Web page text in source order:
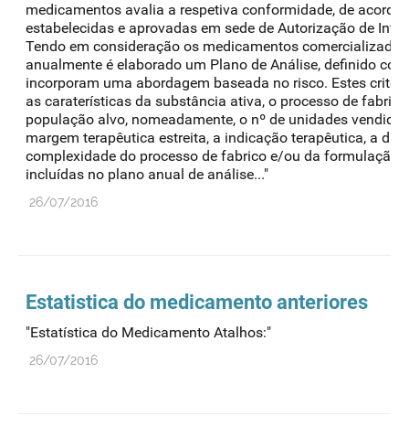
medicamentos avalia a respetiva conformidade, de acordo
estabelecidas e aprovadas em sede de Autorização de
Tendo em consideração os medicamentos
anualmente é elaborado um Plano de Análise, definido
incorporam uma abordagem baseada no risco. Estes
as caraterísticas da substância ativa, o processo de
população alvo, nomeadamente, o nº de unidades
margem terapêutica estreita, a indicação terapêutica, a
complexidade do processo de fabrico e/ou da formulação.
incluídas no plano anual de análise..."
26/07/2016
Estatistica do medicamento anteriores
"Estatística do Medicamento Atalhos:"
26/07/2016